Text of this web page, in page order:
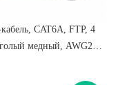
CAT6A, FTP, 4
медный, AWG23,